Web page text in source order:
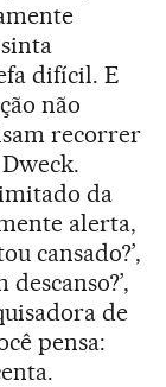
difícil. E
não
recorrer
da
alerta,
cansado?’,
descanso?’,
de
pensa: